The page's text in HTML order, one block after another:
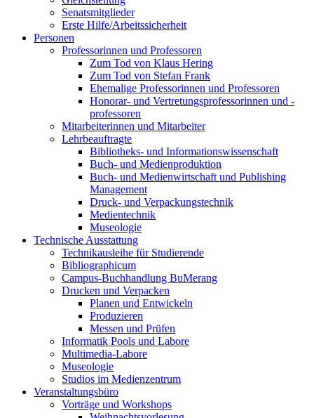
Senatsmitglieder
Erste Hilfe/Arbeitssicherheit
Personen
Professorinnen und Professoren
Zum Tod von Klaus Hering
Zum Tod von Stefan Frank
Ehemalige Professorinnen und Professoren
Honorar- und Vertretungsprofessorinnen und -
professoren
Mitarbeiterinnen und Mitarbeiter
Lehrbeauftragte
Bibliotheks- und Informationswissenschaft
Buch- und Medienproduktion
Buch- und Medienwirtschaft und Publishing
Management
Druck- und Verpackungstechnik
Medientechnik
Museologie
Technische Ausstattung
Technikausleihe für Studierende
Bibliographicum
Campus-Buchhandlung BuMerang
Drucken und Verpacken
Planen und Entwickeln
Produzieren
Messen und Prüfen
Informatik Pools und Labore
Multimedia-Labore
Museologie
Studios im Medienzentrum
Veranstaltungsbüro
Vorträge und Workshops